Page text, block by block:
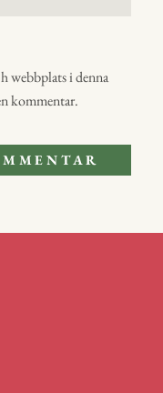
webbplats i denna
kommentar.